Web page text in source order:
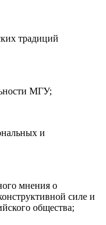
традиций
МГУ;
и
мнения о
силе и
общества;